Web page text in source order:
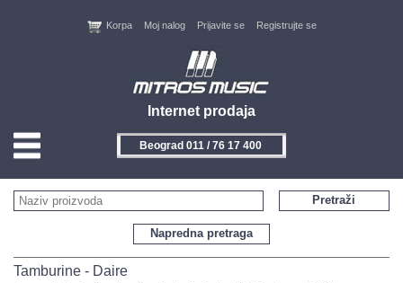
Internet prodaja
Korpa Moj nalog Prijavite se Registrujte se
Beograd 011 / 76 17 400
HOME
KONTAKT
Napredna pretraga
Pretraži
Tamburine - Daire